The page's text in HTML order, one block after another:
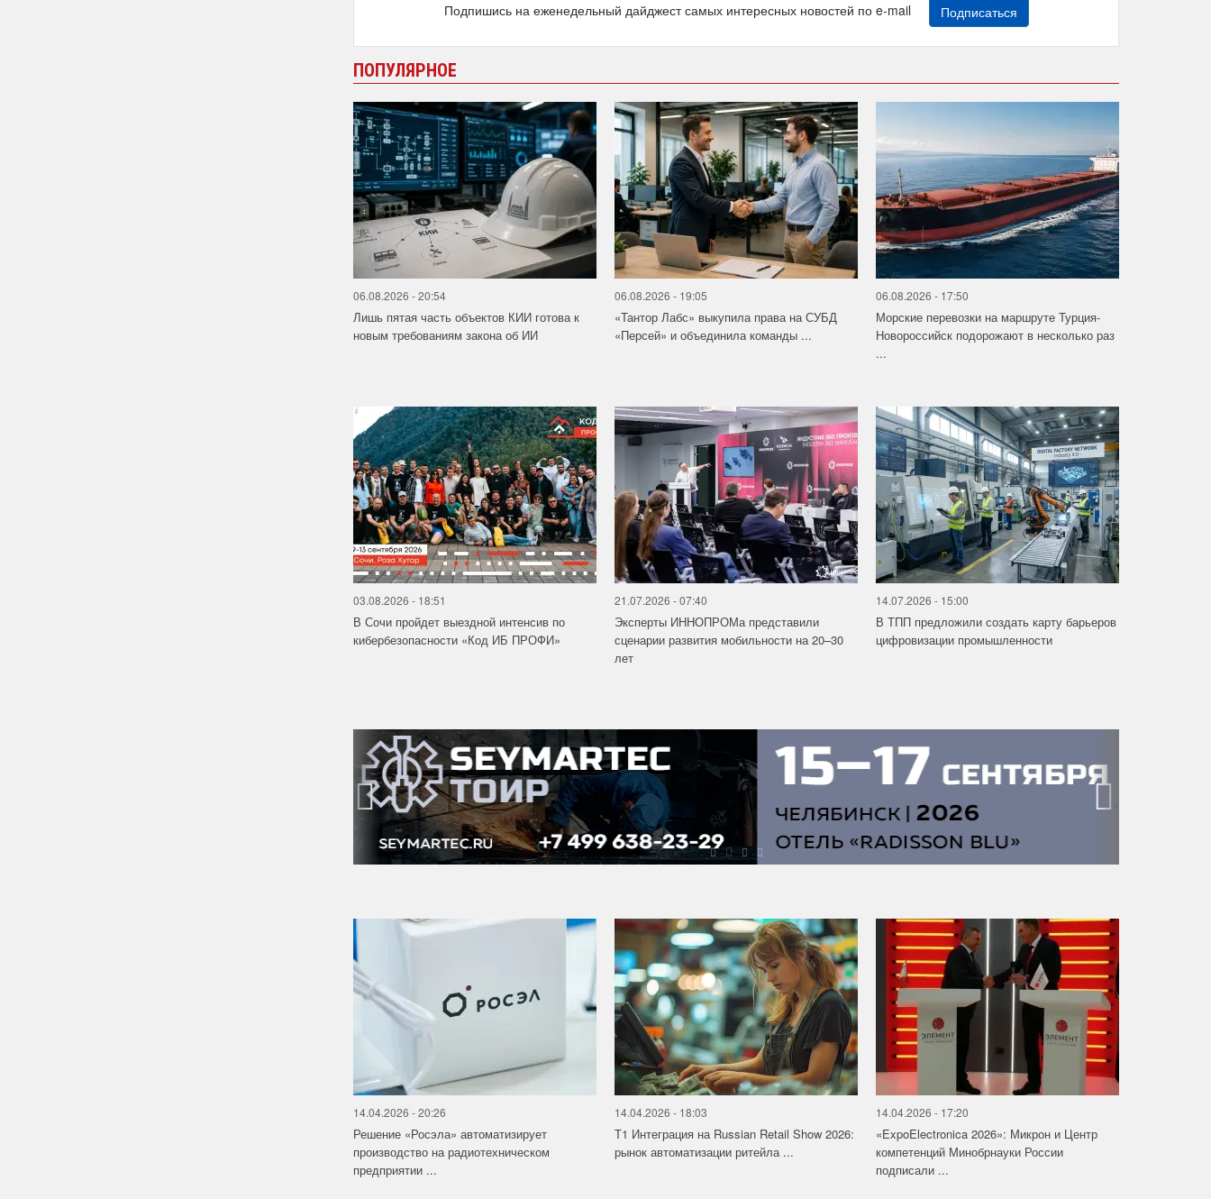
Подпишись на еженедельный дайджест самых интересных новостей по e-mail Подписаться
ПОПУЛЯРНОЕ
06.08.2026 - 20:54
Лишь пятая часть объектов КИИ готова к
новым требованиям закона об ИИ
06.08.2026 - 19:05
«Тантор Лабс» выкупила права на СУБД
«Персей» и объединила команды ...
06.08.2026 - 17:50
Морские перевозки на маршруте Турция-
Новороссийск подорожают в несколько раз
...
03.08.2026 - 18:51
В Сочи пройдет выездной интенсив по
кибербезопасности «Код ИБ ПРОФИ»
21.07.2026 - 07:40
Эксперты ИННОПРОМа представили
сценарии развития мобильности на 20–30
лет
14.07.2026 - 15:00
В ТПП предложили создать карту барьеров
цифровизации промышленности
‹ ›
14.04.2026 - 20:26
Решение «Росэла» автоматизирует
производство на радиотехническом
предприятии ...
14.04.2026 - 18:03
Т1 Интеграция на Russian Retail Show 2026:
рынок автоматизации ритейла ...
14.04.2026 - 17:20
«ExpoElectronica 2026»: Микрон и Центр
компетенций Минобрнауки России
подписали ...